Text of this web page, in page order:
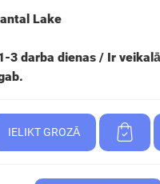
Lake
3 darba dienas / Ir